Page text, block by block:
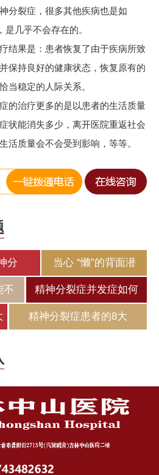
分裂症，很多其他疾病也是如
是几乎不会存在的。
果是：患者恢复了由于疾病所致
保持良好的健康状态，恢复原有的
当稳定的人际关系。
治疗更多的是以患者的生活质量
状能消失多少，离开医院重返社会
活质量会不会受到影响，等等。
分 当心 “懒”的背面潜
不 精神分裂症并发症如何
精神分裂症患者的8大